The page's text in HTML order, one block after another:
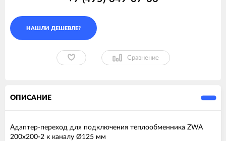
Сравнение
ОПИСАНИЕ
Адаптер-переход для подключения теплообменника ZWA
200x200-2 к каналу Ø125 мм